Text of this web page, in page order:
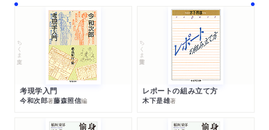
ちくま文庫
考現学入門
今和次郎著藤森照信編
ちくま学芸文庫
レポートの組み立て方
木下是雄著